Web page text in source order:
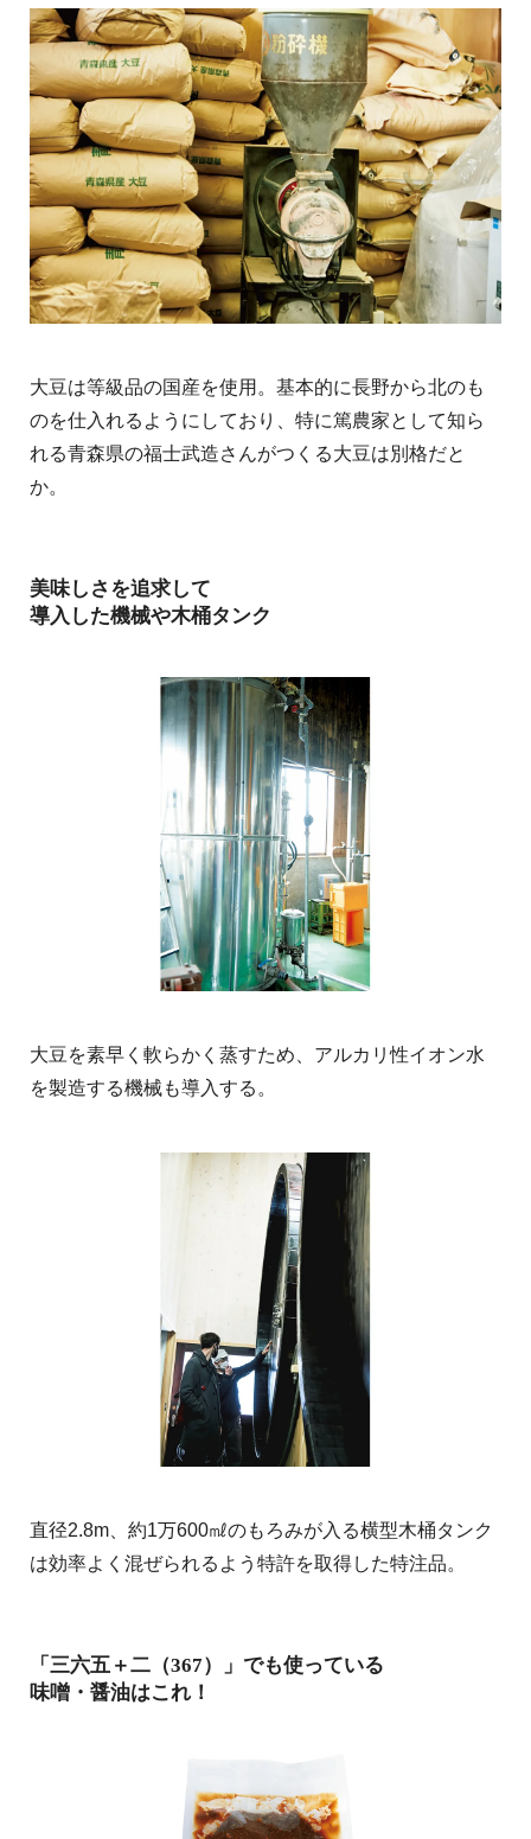
大豆は等級品の国産を使用。基本的に長野から北のも
のを仕入れるようにしており、特に篤農家として知ら
れる青森県の福士武造さんがつくる大豆は別格だと
か。
美味しさを追求して
導入した機械や木桶タンク
大豆を素早く軟らかく蒸すため、アルカリ性イオン水
を製造する機械も導入する。
直径2.8m、約1万600㎖のもろみが入る横型木桶タンク
は効率よく混ぜられるよう特許を取得した特注品。
「三六五＋二（367）」でも使っている
味噌・醤油はこれ！